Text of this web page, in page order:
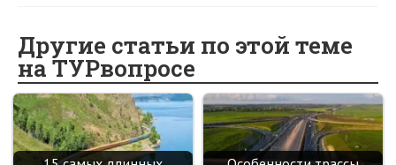
o
o
k
o
kl
as
sn
er dI
n
es
t
a
m
Другие статьи по этой теме
на ТУРвопросе